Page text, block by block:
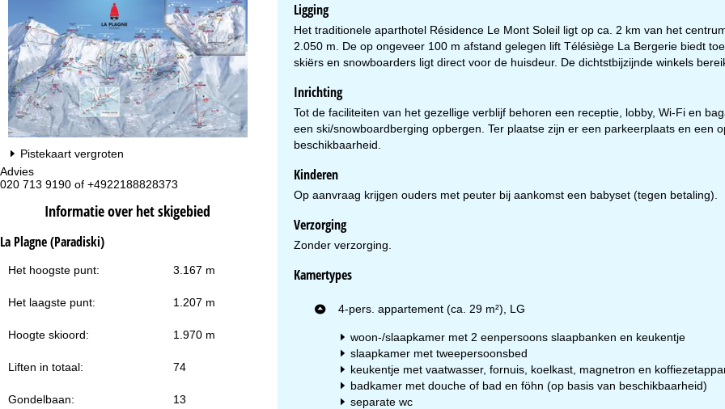
Advies
020 713 9190 of +4922188828373
vr:
09:00-14:00
Naar contactpagina
Pistekaart vergroten
Informatie over het skigebied
La Plagne (Paradiski)
Het hoogste punt: 3.167 m
Het laagste punt: 1.207 m
Hoogte skioord: 1.970 m
Liften in totaal: 74
Gondelbaan: 13
Ligging
Het traditionele aparthotel Résidence Le Mont Soleil ligt op ca. 2 km van het
2.050 m. De op ongeveer 100 m afstand gelegen lift Télésiège La Bergerie biedt
skiërs en snowboarders ligt direct voor de huisdeur. De dichtstbijzijnde winkels
Inrichting
Tot de faciliteiten van het gezellige verblijf behoren een receptie, lobby, Wi-Fi en
een ski/snowboardberging opbergen. Ter plaatse zijn er een parkeerplaats en een
beschikbaarheid.
Kinderen
Op aanvraag krijgen ouders met peuter bij aankomst een babyset (tegen betaling).
Verzorging
Zonder verzorging.
Kamertypes
4-pers. appartement (ca. 29 m²), LG
woon-/slaapkamer met 2 eenpersoons slaapbanken en keukentje
slaapkamer met tweepersoonsbed
keukentje met vaatwasser, fornuis, koelkast, magnetron en
badkamer met douche of bad en föhn (op basis van beschikbaarheid)
separate wc